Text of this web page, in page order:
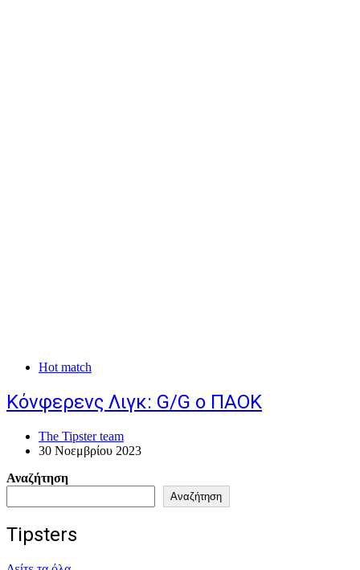
Hot match
Κόνφερενς Λιγκ: G/G ο ΠΑΟΚ
The Tipster team
30 Νοεμβρίου 2023
Αναζήτηση
Αναζήτηση
Tipsters